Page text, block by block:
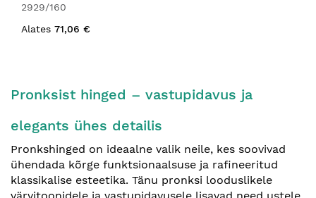
2929/160
Alates 71,06 €
Pronksist hinged – vastupidavus ja
elegants ühes detailis
Pronkshinged on ideaalne valik neile, kes soovivad
ühendada kõrge funktsionaalsuse ja rafineeritud
klassikalise esteetika. Tänu pronksi looduslikele